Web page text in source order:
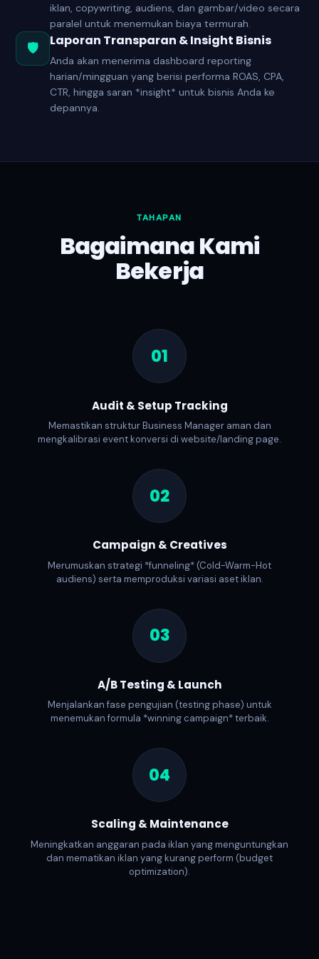
iklan, copywriting, audiens, dan gambar/video secara
paralel untuk menemukan biaya termurah.
🛡️ Laporan Transparan & Insight Bisnis
Anda akan menerima dashboard reporting
harian/mingguan yang berisi performa ROAS, CPA,
CTR, hingga saran *insight* untuk bisnis Anda ke
depannya.
TAHAPAN
Bagaimana Kami
Bekerja
01
Audit & Setup Tracking
Memastikan struktur Business Manager aman dan
mengkalibrasi event konversi di website/landing page.
02
Campaign & Creatives
Merumuskan strategi *funneling* (Cold-Warm-Hot
audiens) serta memproduksi variasi aset iklan.
03
A/B Testing & Launch
Menjalankan fase pengujian (testing phase) untuk
menemukan formula *winning campaign* terbaik.
04
Scaling & Maintenance
Meningkatkan anggaran pada iklan yang menguntungkan
dan mematikan iklan yang kurang perform (budget
optimization).